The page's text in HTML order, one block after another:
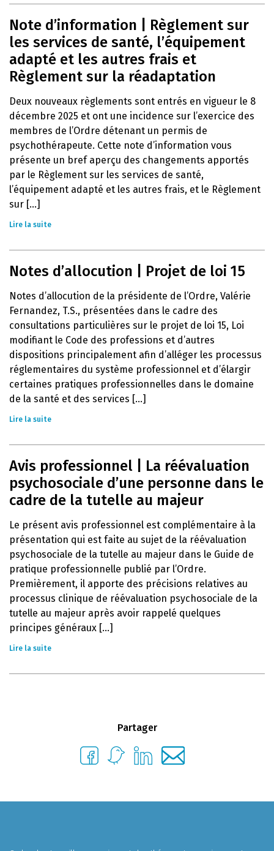
Note d’information | Règlement sur
les services de santé, l’équipement
adapté et les autres frais et
Règlement sur la réadaptation
Deux nouveaux règlements sont entrés en vigueur le 8
décembre 2025 et ont une incidence sur l’exercice des
membres de l’Ordre détenant un permis de
psychothérapeute. Cette note d’information vous
présente un bref aperçu des changements apportés
par le Règlement sur les services de santé,
l’équipement adapté et les autres frais, et le Règlement
sur [...]
Lire la suite
Notes d’allocution | Projet de loi 15
Notes d’allocution de la présidente de l’Ordre, Valérie
Fernandez, T.S., présentées dans le cadre des
consultations particulières sur le projet de loi 15, Loi
modifiant le Code des professions et d’autres
dispositions principalement afin d’alléger les processus
réglementaires du système professionnel et d’élargir
certaines pratiques professionnelles dans le domaine
de la santé et des services [...]
Lire la suite
Avis professionnel | La réévaluation
psychosociale d’une personne dans le
cadre de la tutelle au majeur
Le présent avis professionnel est complémentaire à la
présentation qui est faite au sujet de la réévaluation
psychosociale de la tutelle au majeur dans le Guide de
pratique professionnelle publié par l’Ordre.
Premièrement, il apporte des précisions relatives au
processus clinique de réévaluation psychosociale de la
tutelle au majeur après avoir rappelé quelques
principes généraux [...]
Lire la suite
Partager